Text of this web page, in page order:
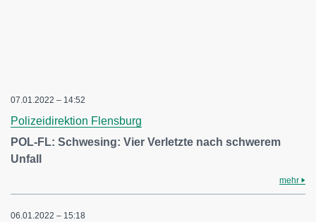
07.01.2022 – 14:52
Polizeidirektion Flensburg
POL-FL: Schwesing: Vier Verletzte nach schwerem
Unfall
mehr
06.01.2022 – 15:18